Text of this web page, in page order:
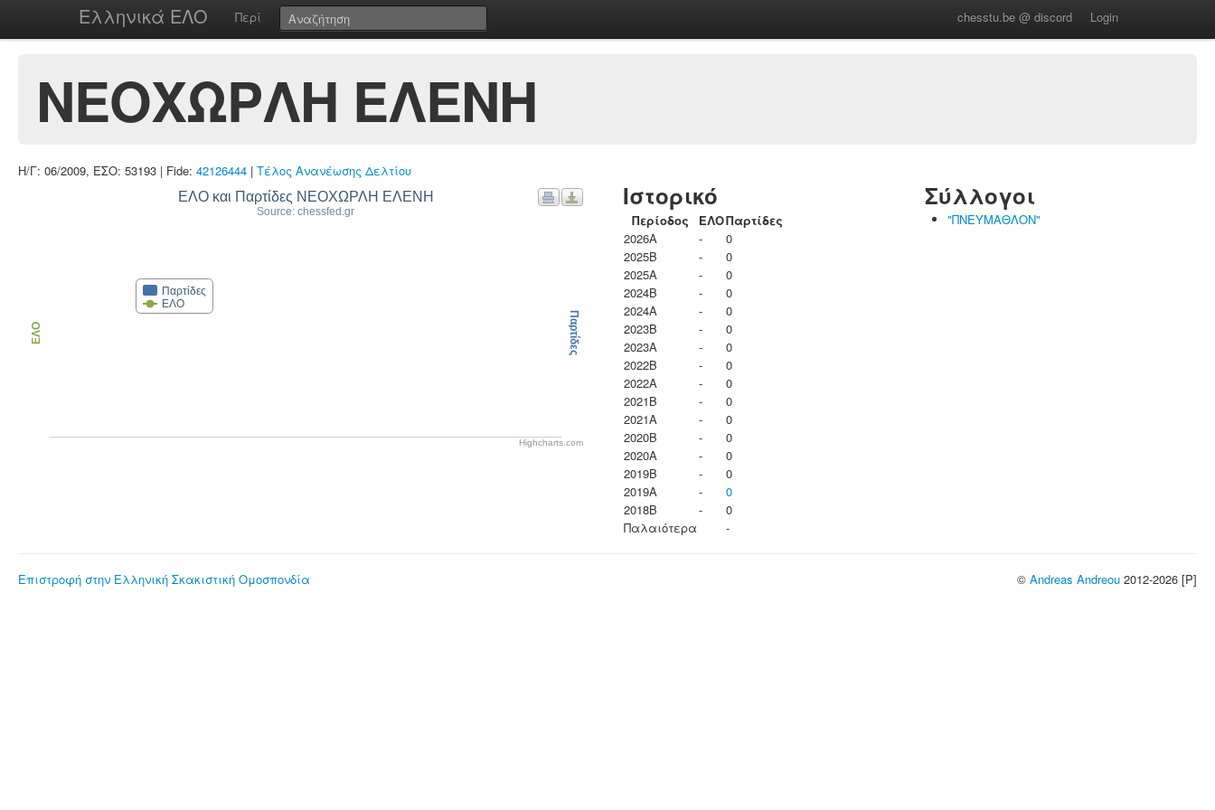
Ελληνικά ΕΛΟ Περί chesstu.be @ discord Login
ΝΕΟΧΩΡΛΗ ΕΛΕΝΗ
Η/Γ: 06/2009, ΕΣΟ: 53193 | Fide: 42126444 | Τέλος Ανανέωσης Δελτίου
ΕΛΟ και Παρτίδες ΝΕΟΧΩΡΛΗ ΕΛΕΝΗ
Source: chessfed.gr
Παρτίδες
ΕΛΟ
ΕΛΟ Παρτίδες
Highcharts.com
Ιστορικό
Περίοδος ΕΛΟΠαρτίδες
2026A
-
0
2025B
-
0
2025A
-
0
2024B
-
0
2024A
-
0
2023B
-
0
2023Α
-
0
2022B
-
0
2022A
-
0
2021B
-
0
2021A
-
0
2020B
-
0
2020A
-
0
2019B
-
0
2019A
-
0
2018B
-
0
Παλαιότερα
-
Σύλλογοι
"ΠΝΕΥΜΑΘΛΟΝ"
Επιστροφή στην Ελληνική Σκακιστική Ομοσπονδία © Andreas Andreou 2012-2026 [P]